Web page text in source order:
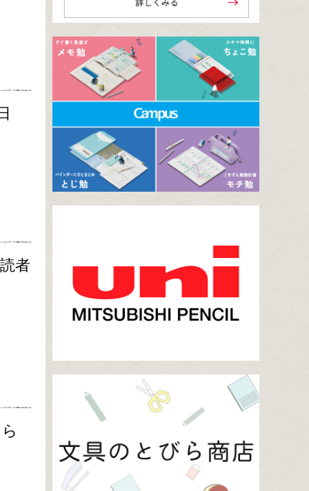
者